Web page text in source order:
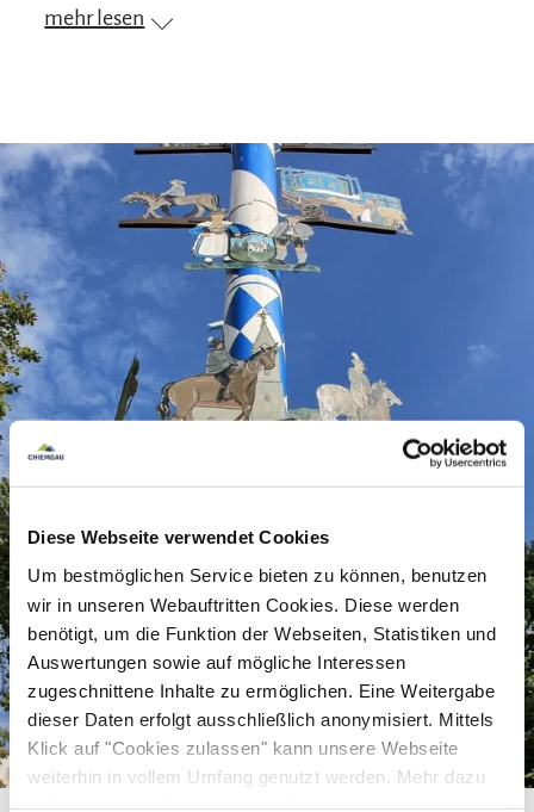
Diese Webseite verwendet Cookies
Um bestmöglichen Service bieten zu können, benutzen
wir in unseren Webauftritten Cookies. Diese werden
benötigt, um die Funktion der Webseiten, Statistiken und
Auswertungen sowie auf mögliche Interessen
zugeschnittene Inhalte zu ermöglichen. Eine Weitergabe
dieser Daten erfolgt ausschließlich anonymisiert. Mittels
Klick auf "Cookies zulassen" kann unsere Webseite
weiterhin in vollem Umfang genutzt werden. Mehr dazu
steht in unserer Datenschutzerklärung.
mehr lesen
©